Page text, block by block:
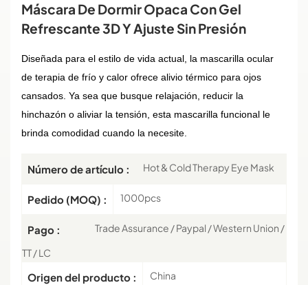
Máscara De Dormir Opaca Con Gel
Refrescante 3D Y Ajuste Sin Presión
Diseñada para el estilo de vida actual, la mascarilla ocular
de terapia de frío y calor ofrece alivio térmico para ojos
cansados. Ya sea que busque relajación, reducir la
hinchazón o aliviar la tensión, esta mascarilla funcional le
brinda comodidad cuando la necesite.
Número de artículo : Hot & Cold Therapy Eye Mask
Pedido (MOQ) : 1000pcs
Pago :
Trade Assurance / Paypal / Western Union /
TT / LC
Origen del producto : China